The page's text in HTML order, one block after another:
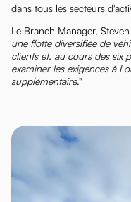
dans tous les secteurs
Le Branch Manager,
une flotte diversifiée de
clients et, au cours des six
examiner les exigences à
supplémentaire."